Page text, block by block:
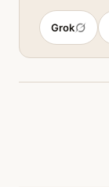
Grok